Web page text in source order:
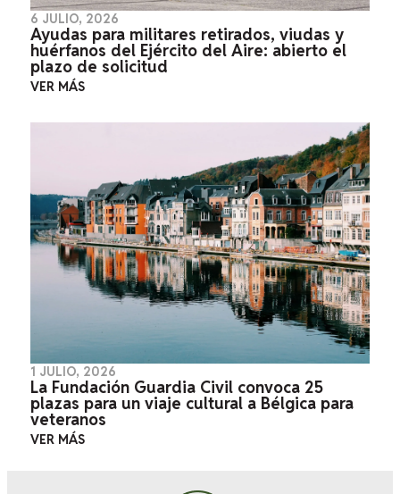
6 JULIO, 2026
Ayudas para militares retirados, viudas y
huérfanos del Ejército del Aire: abierto el
plazo de solicitud
VER MÁS
1 JULIO, 2026
La Fundación Guardia Civil convoca 25
plazas para un viaje cultural a Bélgica para
veteranos
VER MÁS